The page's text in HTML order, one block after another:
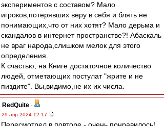
экспериментов с составом? Мало
игроков,потерявших веру в себя и блять не
понимающих,что от них хотят? Мало дерьма и
скандалов в интернет пространстве?! Абаскаль
не враг народа,слишком мелок для этого
определения.
К счастью, на Книге достаточное количество
людей, отметающих постулат "жрите и не
пиздите". Вы,видимо,не их их числа.
RedQuite -
29 апр 2024 12:17